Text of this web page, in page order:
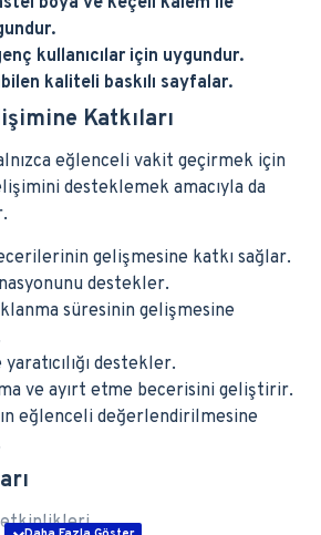
kullanıcılar için uygundur.
kaliteli baskılı sayfalar.
Katkıları
eğlenceli vakit geçirmek için
desteklemek amacıyla da
gelişmesine katkı sağlar.
destekler.
süresinin gelişmesine
destekler.
ve ayırt etme becerisini geliştirir.
eğlenceli değerlendirilmesine
etkinlikleri